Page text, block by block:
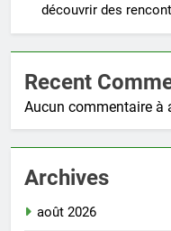
découvrir des
Recent
Aucun commentaire à
Archives
août 2026